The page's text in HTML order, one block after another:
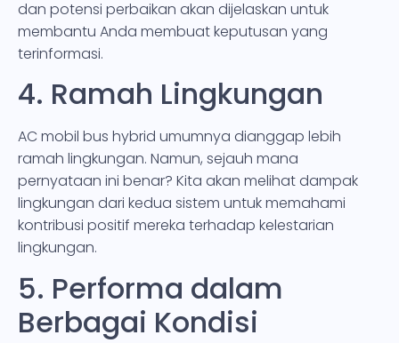
dan potensi perbaikan akan dijelaskan untuk
membantu Anda membuat keputusan yang
terinformasi.
4. Ramah Lingkungan
AC mobil bus hybrid umumnya dianggap lebih
ramah lingkungan. Namun, sejauh mana
pernyataan ini benar? Kita akan melihat dampak
lingkungan dari kedua sistem untuk memahami
kontribusi positif mereka terhadap kelestarian
lingkungan.
5. Performa dalam
Berbagai Kondisi